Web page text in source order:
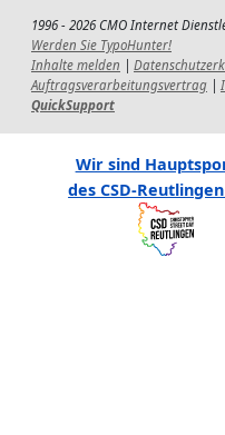
1996 - 2026 CMO Internet
Werden Sie TypoHunter!
Inhalte melden
Auftragsverarbeitungsvertrag
QuickSupport
Wir sind
des CSD-